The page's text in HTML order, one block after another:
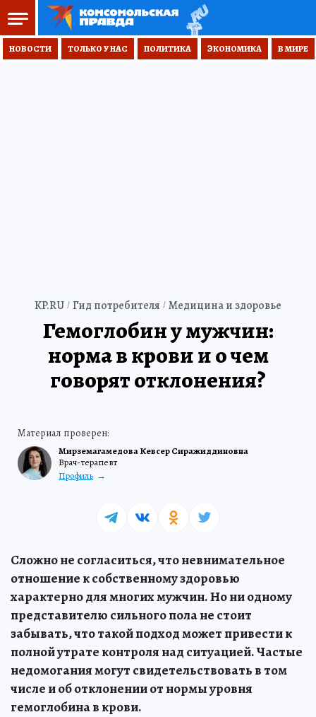
НОВОСТИ ТОЛЬКО У НАС ПОЛИТИКА ЭКОНОМИКА В МИРЕ
KP.RU Гид потребителя Медицина и здоровье
Мирземагамедова Кевсер Сиражиддиновна
Врач-терапевт
Профиль
Гемоглобин у мужчин:
норма в крови и о чем
говорят отклонения?
Сложно не согласиться, что невнимательное
отношение к собственному здоровью
характерно для многих мужчин. Но ни одному
представителю сильного пола не стоит
забывать, что такой подход может привести к
полной утрате контроля над ситуацией. Частые
недомогания могут свидетельствовать в том
числе и об отклонении от нормы уровня
гемоглобина в крови.